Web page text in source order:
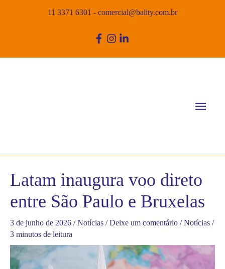
11 3371 6301 - comercial@bality.com.br
Latam inaugura voo direto
entre São Paulo e Bruxelas
3 de junho de 2026 /Notícias /Deixe um comentário /Notícias /
3 minutos de leitura